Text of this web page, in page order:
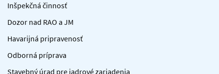
Inšpekčná činnosť
Dozor nad RAO a JM
Havarijná pripravenosť
Odborná príprava
Stavebný úrad pre jadrové zariadenia